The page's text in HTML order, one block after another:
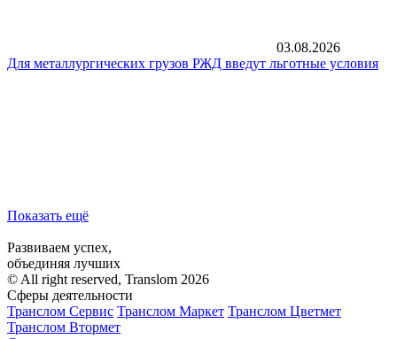
03.08.2026
Для металлургических грузов РЖД введут льготные условия
Показать ещё
Развиваем успех,
объединяя лучших
© All right reserved, Translom 2026
Сферы деятельности
Транслом Сервис Транслом Маркет Транслом Цветмет
Транслом Втормет